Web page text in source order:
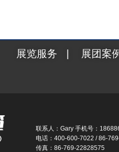
展览服务 展团案
联系人：Gary 手机号：
电话：400-600-7022 / 86-
传真：86-769-22828575